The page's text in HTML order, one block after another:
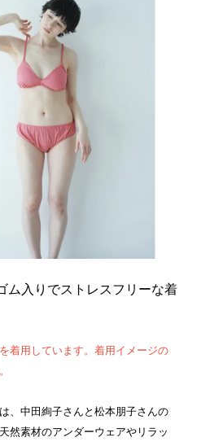
ム入りでストレスフリーな着
着用しています。着用イメージの
、中田絢子さんと松本朋子さんの
然素材のアンダーウェアやリラッ